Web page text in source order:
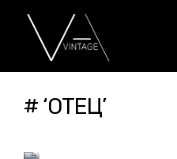
# ‘ОТЕЦ’